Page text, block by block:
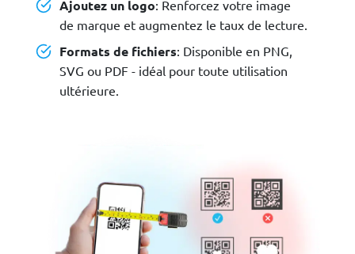
Ajoutez un logo: Renforcez votre image
de marque et augmentez le taux de lecture.
Formats de fichiers: Disponible en PNG,
SVG ou PDF - idéal pour toute utilisation
ultérieure.